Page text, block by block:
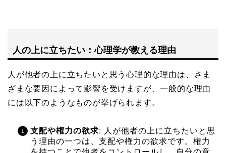
人の上に立ちたい：心理学が教える理由
人が他者の上に立ちたいと思う心理的な理由は、さま
ざまな要因によって影響を受けますが、一般的な理由
には以下のようなものが挙げられます。
支配や権力の欲求: 人が他者の上に立ちたいと思
う理由の一つは、支配や権力の欲求です。権力